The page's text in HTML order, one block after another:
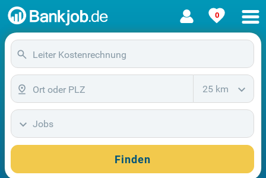
0
25 km
Jobs
Finden